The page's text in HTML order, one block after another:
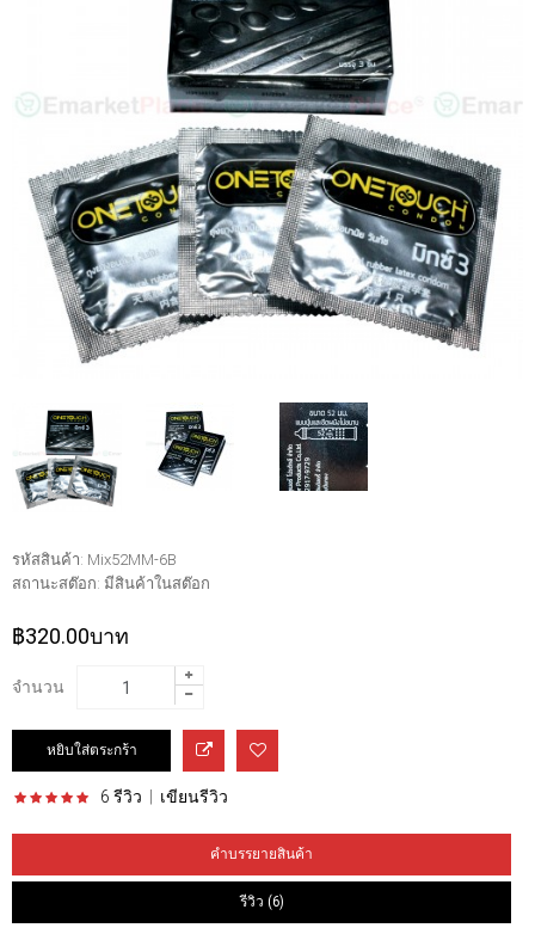
รหัสสินค้า: Mix52MM-6B
สถานะสต๊อก: มีสินค้าในสต๊อก
฿320.00บาท
จำนวน
6 รีวิว เขียนรีวิว
คำบรรยายสินค้า
รีวิว (6)